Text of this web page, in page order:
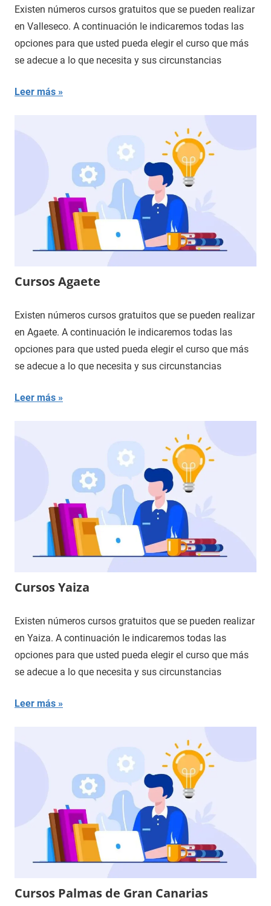
Existen números cursos gratuitos que se pueden realizar
en Valleseco. A continuación le indicaremos todas las
opciones para que usted pueda elegir el curso que más
se adecue a lo que necesita y sus circunstancias
Leer más
Cursos Agaete
Existen números cursos gratuitos que se pueden realizar
en Agaete. A continuación le indicaremos todas las
opciones para que usted pueda elegir el curso que más
se adecue a lo que necesita y sus circunstancias
Leer más
Cursos Yaiza
Existen números cursos gratuitos que se pueden realizar
en Yaiza. A continuación le indicaremos todas las
opciones para que usted pueda elegir el curso que más
se adecue a lo que necesita y sus circunstancias
Leer más
Cursos Palmas de Gran Canarias